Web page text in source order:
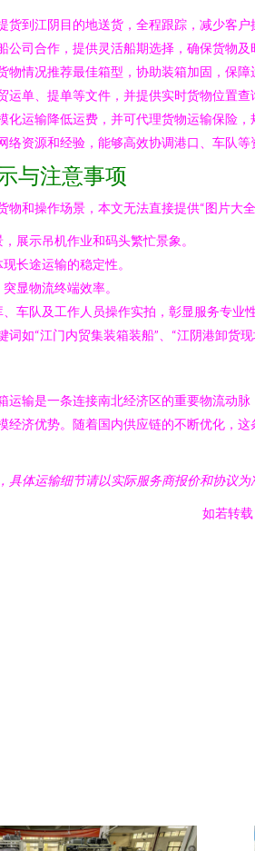
货到江阴目的地送货，全程跟踪，减少客户
公司合作，提供灵活船期选择，确保货物及
物情况推荐最佳箱型，协助装箱加固，保障
运单、提单等文件，并提供实时货物位置查
化运输降低运费，并可代理货物运输保险，
络资源和经验，能够高效协调港口、车队等
与注意事项
物和操作场景，本文无法直接提供“图片大
展示吊机作业和码头繁忙景象。
长途运输的稳定性。
显物流终端效率。
车队及工作人员操作实拍，彰显服务专业性
词如“江门内贸集装箱装船”、“江阴港卸货
运输是一条连接南北经济区的重要物流动
经济优势。随着国内供应链的不断优化，
具体运输细节请以实际服务商报价和协议
如若转